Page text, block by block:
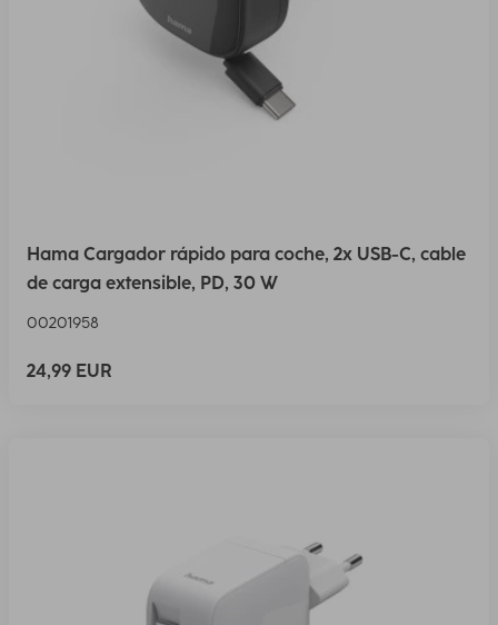
Hama Cargador rápido para coche, 2x USB-C, cable
de carga extensible, PD, 30 W
00201958
24,99 EUR